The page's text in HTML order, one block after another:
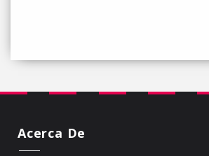
Acerca De